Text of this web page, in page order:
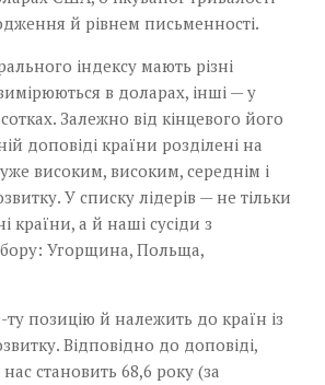
й рівнем письменності.
індексу мають різні
в доларах, інші — у
Залежно від кінцевого його
доповіді країни розділені на
високим, високим, середнім і
У списку лідерів — не тільки
країни, а й наші сусіди з
Угорщина, Польща,
ту позицію й належить до країн із
Відповідно до доповіді,
становить 68,6 року (за